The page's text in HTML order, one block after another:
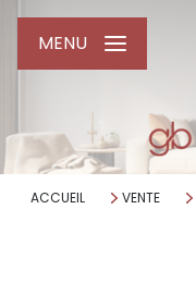
MENU
ACCUEIL VENTE